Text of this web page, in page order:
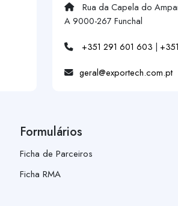
Rua da Capela do
A 9000-267 Funchal
+351 291 601 603 |
geral@exportech.com.pt
Formulários
Ficha de Parceiros
Ficha RMA